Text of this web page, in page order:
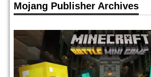
Mojang Publisher Archives